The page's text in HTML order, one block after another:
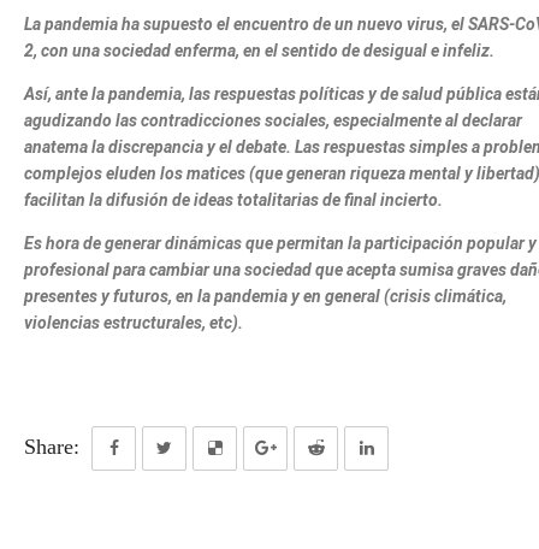
La pandemia ha supuesto el encuentro de un nuevo virus, el SARS-
2, con una sociedad enferma, en el sentido de desigual e infeliz.
Así, ante la pandemia, las respuestas políticas y de salud pública
agudizando las contradicciones sociales, especialmente al declarar
anatema la discrepancia y el debate. Las respuestas simples a
complejos eluden los matices (que generan riqueza mental y
facilitan la difusión de ideas totalitarias de final incierto.
Es hora de generar dinámicas que permitan la participación popular y
profesional para cambiar una sociedad que acepta sumisa graves
presentes y futuros, en la pandemia y en general (crisis climática,
violencias estructurales, etc).
Share: